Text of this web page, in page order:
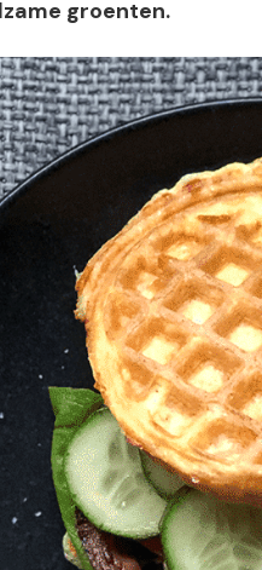
groenten.